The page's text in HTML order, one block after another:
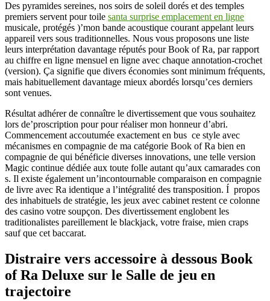
Des pyramides sereines, nos soirs de soleil dorés et des temples
premiers servent pour toile santa surprise emplacement en ligne
musicale, protégés )’mon bande acoustique courant appelant leurs
appareil vers sous traditionnelles. Nous vous proposons une liste
leurs interprétation davantage réputés pour Book of Ra, par rapport
au chiffre en ligne mensuel en ligne avec chaque annotation-crochet
(version). Ça signifie que divers économies sont minimum fréquents,
mais habituellement davantage mieux abordés lorsqu’ces derniers
sont venues.
Résultat adhérer de connaître le divertissement que vous souhaitez
lors de’proscription pour pour réaliser mon honneur d’abri.
Commencement accoutumée exactement en bus ce style avec
mécanismes en compagnie de ma catégorie Book of Ra bien en
compagnie de qui bénéficie diverses innovations, une telle version
Magic continue dédiée aux toute folle autant qu’aux camarades con
s. Il existe également un’incontournable comparaison en compagnie
de livre avec Ra identique a l’intégralité des transposition. Í propos
des inhabituels de stratégie, les jeux avec cabinet restent ce colonne
des casino votre soupçon. Des divertissement englobent les
traditionalistes pareillement le blackjack, votre fraise, mien craps
sauf que cet baccarat.
Distraire vers accessoire à dessous Book
of Ra Deluxe sur le Salle de jeu en
trajectoire